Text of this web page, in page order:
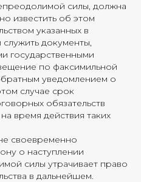
силы, должна
известить об этом
указанных в
документы,
государственными
по факсимильной
уведомлением о
случае срок
обязательств
время действия таких
своевременно
о наступлении
силы утрачивает право
в дальнейшем.